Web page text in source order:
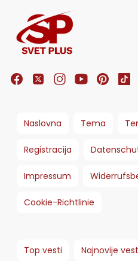
Naslovna Tema
Registracija
Impressum
Cookie-Richtlinie
Top vesti Najnovije